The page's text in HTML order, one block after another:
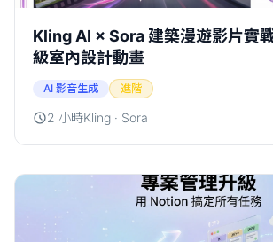
Kling AI × Sora 建築漫遊影片實
級室內設計動畫
AI 影音生成 進階
2 小時Kling · Sora